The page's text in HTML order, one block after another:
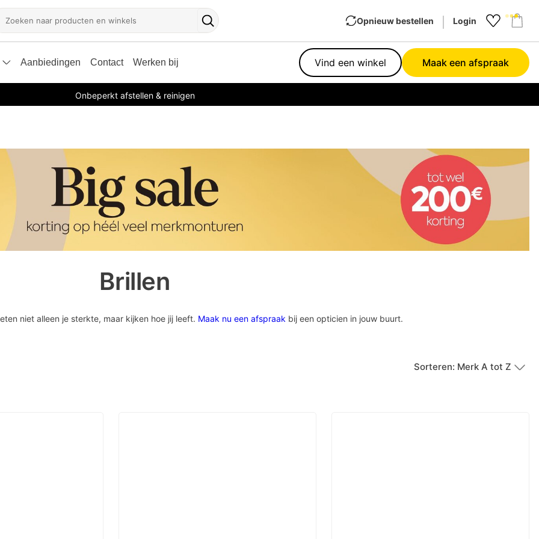
Zoekknop
Opnieuw bestellen Login
Aanbiedingen Contact Werken bij Vind een winkel Maak een afspraak
Onbeperkt afstellen & reinigen
Brillen
niet alleen je sterkte, maar kijken hoe jij leeft. Maak nu een afspraak bij een opticien in jouw buurt.
Sorteren: Merk A tot Z